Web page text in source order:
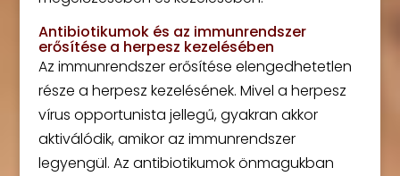
Antibiotikumok és az immunrendszer
erősítése a herpesz kezelésében
Az immunrendszer erősítése elengedhetetlen
része a herpesz kezelésének. Mivel a herpesz
vírus opportunista jellegű, gyakran akkor
aktiválódik, amikor az immunrendszer
legyengül. Az antibiotikumok önmagukban